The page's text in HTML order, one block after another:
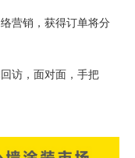
营销，获得订单将分
访，面对面，手把